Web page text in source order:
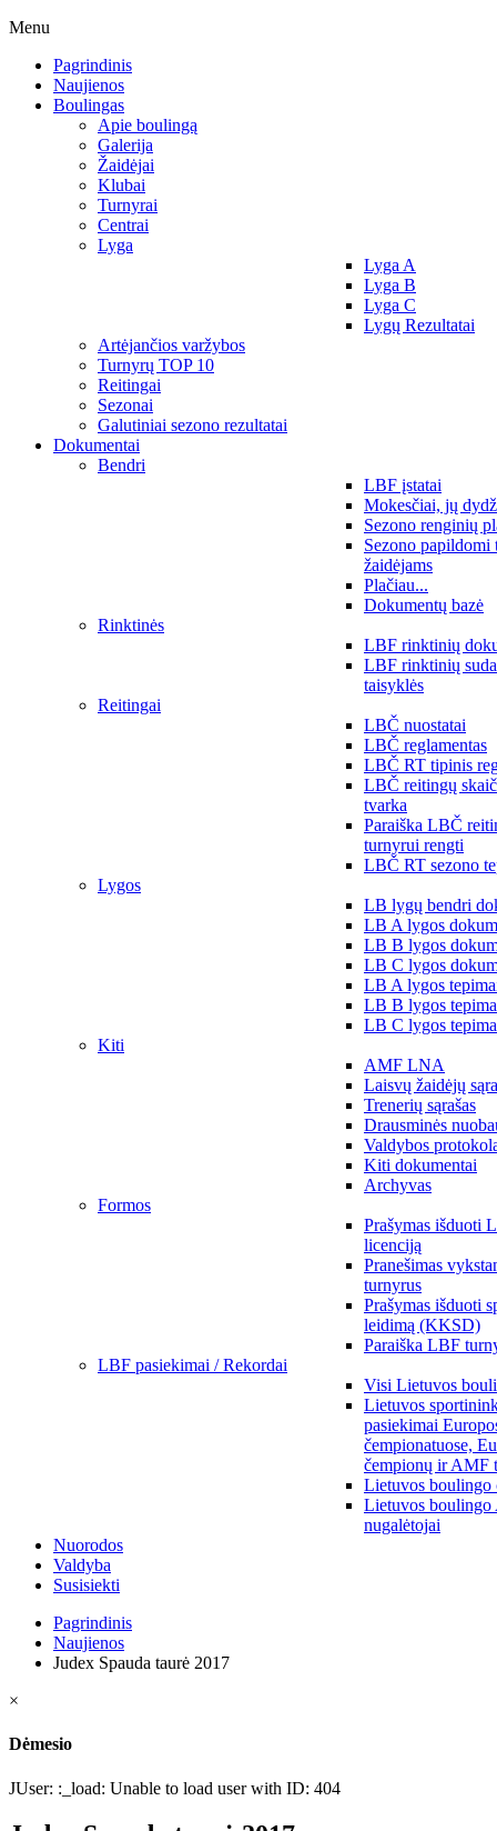
Menu
Pagrindinis
Naujienos
Boulingas
Apie boulingą
Galerija
Žaidėjai
Klubai
Turnyrai
Centrai
Lyga
Lyga A
Lyga B
Lyga C
Lygų Rezultatai
Artėjančios varžybos
Turnyrų TOP 10
Reitingai
Sezonai
Galutiniai sezono rezultatai
Dokumentai
Bendri
LBF įstatai
Mokesčiai, jų
Sezono renginių
Sezono papildomi
žaidėjams
Plačiau...
Dokumentų bazė
Rinktinės
LBF rinktinių
LBF rinktinių
taisyklės
Reitingai
LBČ nuostatai
LBČ reglamentas
LBČ RT tipinis
LBČ reitingų
tvarka
Paraiška LBČ
turnyrui rengti
LBČ RT sezono
Lygos
LB lygų bendri
LB A lygos
LB B lygos
LB C lygos
LB A lygos
LB B lygos
LB C lygos
Kiti
AMF LNA
Laisvų žaidėjų
Trenerių sąrašas
Drausminės
Valdybos
Kiti dokumentai
Archyvas
Formos
Prašymas išduoti
licenciją
Pranešimas
turnyrus
Prašymas išduoti
leidimą (KKSD)
Paraiška LBF
LBF pasiekimai / Rekordai
Visi Lietuvos
Lietuvos
pasiekimai
čempionatuose,
čempionų ir AMF
Lietuvos boulingo
Lietuvos boulingo
nugalėtojai
Nuorodos
Valdyba
Susisiekti
Pagrindinis
Naujienos
Judex Spauda taurė 2017
×
Dėmesio
JUser: :_load: Unable to load user with ID: 404